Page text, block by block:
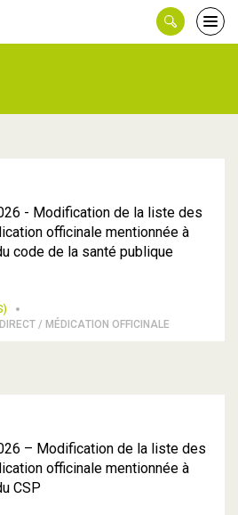
le
- Modification de la liste des
officinale mentionnée à
code de la santé publique
/ MÉDICATION OFFICINALE
– Modification de la liste des
officinale mentionnée à
CSP